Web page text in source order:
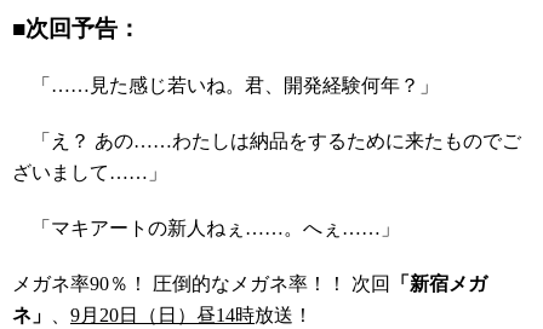
■次回予告：
「……見た感じ若いね。君、開発経験何年？」
「え？ あの……わたしは納品をするために来たものでご
ざいまして……」
「マキアートの新人ねぇ……。へぇ……」
メガネ率90％！ 圧倒的なメガネ率！！ 次回
「新宿メガ
ネ」
9月20日（日）昼14時放送！